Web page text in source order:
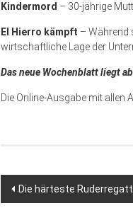
Kindermord – 30-jährige
El Hierro kämpft – Während
wirtschaftliche Lage der
Das neue Wochenblatt liegt ab
Die Online-Ausgabe mit allen
Die härteste